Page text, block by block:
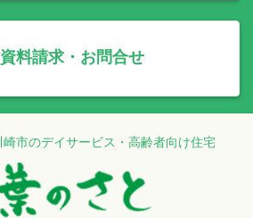
資料請求・お問合せ
市のデイサービス・高齢者向け住宅